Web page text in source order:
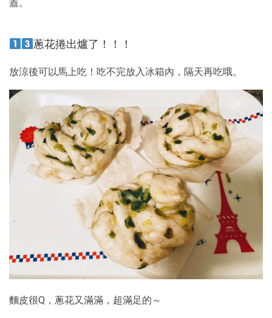
蓋。
蔥花捲出爐了！！！
放涼後可以馬上吃！吃不完放入冰箱內，隔天再吃哦。
麵皮很Q，蔥花又滿滿，超滿足的～